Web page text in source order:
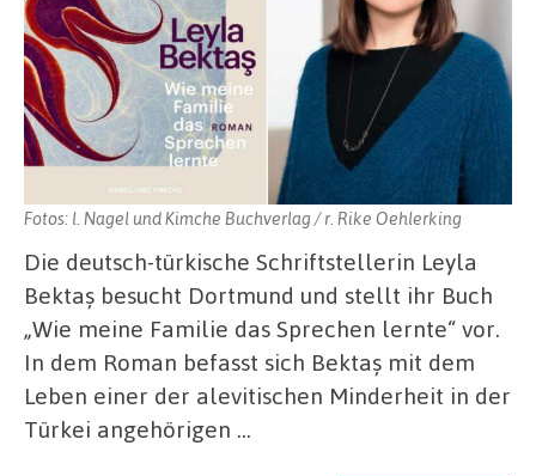
Fotos: l. Nagel und Kimche Buchverlag / r. Rike Oehlerking
Die deutsch-türkische Schriftstellerin Leyla
Bektaș besucht Dortmund und stellt ihr Buch
„Wie meine Familie das Sprechen lernte“ vor.
In dem Roman befasst sich Bektaș mit dem
Leben einer der alevitischen Minderheit in der
Türkei angehörigen …